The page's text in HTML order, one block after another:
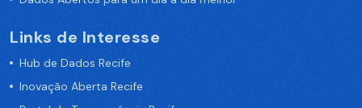
Links de Interesse
Hub de Dados Recife
Inovação Aberta Recife